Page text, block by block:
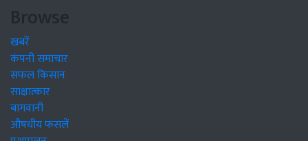
Browse
खबरें
कंपनी समाचार
सफल किसान
साक्षात्कार
बागवानी
औषधीय फसलें